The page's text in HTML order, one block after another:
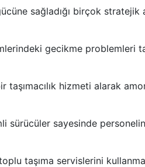
sağladığı birçok stratejik
gecikme problemleri
hizmeti alarak
sürücüler sayesinde
taşıma servislerini